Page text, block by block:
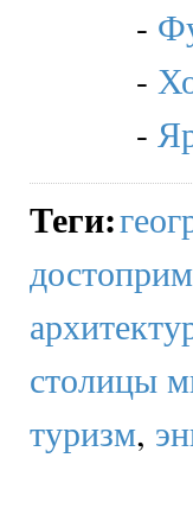
-
-
-
Теги:
столицы
туризм,